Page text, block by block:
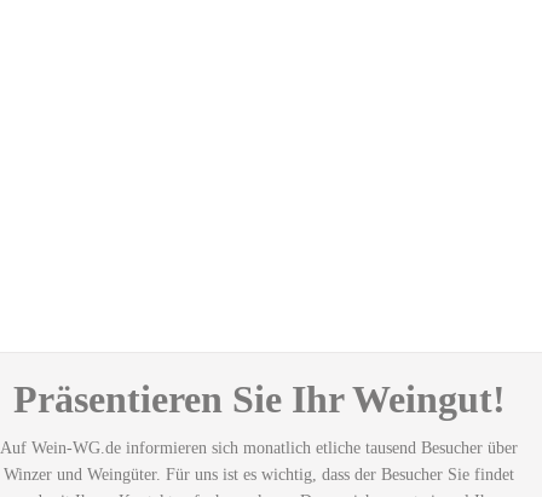
Präsentieren Sie Ihr Weingut!
Auf Wein-WG.de informieren sich monatlich etliche tausend Besucher über
Winzer und Weingüter. Für uns ist es wichtig, dass der Besucher Sie findet